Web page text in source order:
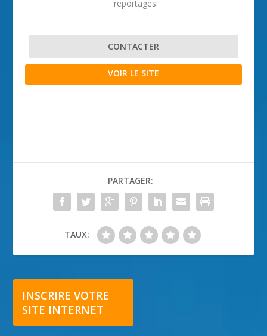
reportages.
CONTACTER
VOIR LE SITE
PARTAGER:
TAUX:
INSCRIRE VOTRE
SITE INTERNET